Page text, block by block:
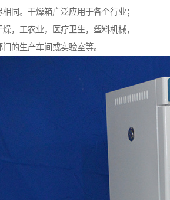
同。干燥箱广泛应用于各个行业；
，工农业，医疗卫生，塑料机械，
的生产车间或实验室等。